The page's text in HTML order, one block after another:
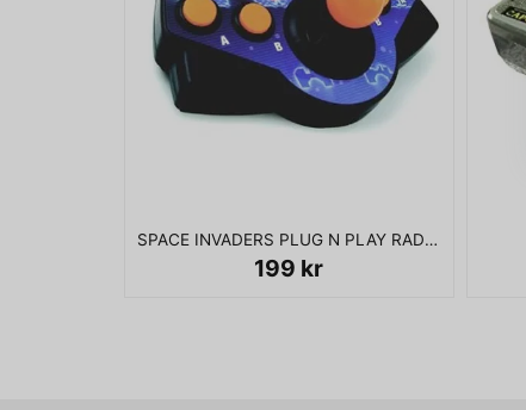
SPACE INVADERS PLUG N PLAY RADICA
199 kr